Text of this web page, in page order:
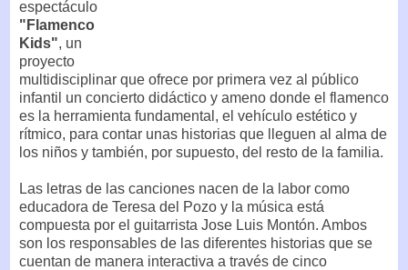
espectáculo
"Flamenco
Kids", un
proyecto
multidisciplinar que ofrece por primera vez al público
infantil un concierto didáctico y ameno donde el flamenco
es la herramienta fundamental, el vehículo estético y
rítmico, para contar unas historias que lleguen al alma de
los niños y también, por supuesto, del resto de la familia.
Las letras de las canciones nacen de la labor como
educadora de Teresa del Pozo y la música está
compuesta por el guitarrista Jose Luis Montón. Ambos
son los responsables de las diferentes historias que se
cuentan de manera interactiva a través de cinco